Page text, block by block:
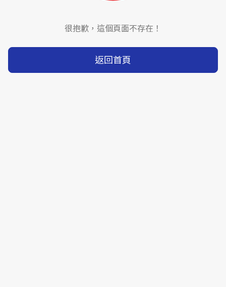
很抱歉，這個頁面不存在！
返回首頁